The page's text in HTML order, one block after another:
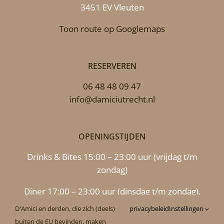
3451 EV Vleuten
Toon route op Googlemaps
RESERVEREN
06 48 48 09 47
info@damiciutrecht.nl
OPENINGSTIJDEN
Drinks & Bites 15:00 – 23:00 uur (vrijdag t/m
zondag)
Diner 17:00 – 23:00 uur (dinsdag t/m zondag),
maandag 17.00 uur – 22.00 uur
D'Amici en derden, die zich (deels)
buiten de EU bevinden, maken
privacybeleidInstellingen